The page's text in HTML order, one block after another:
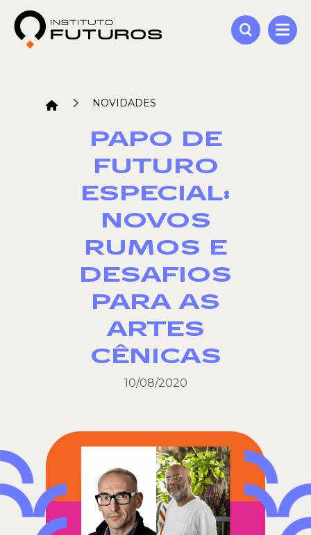
NOVIDADES
PAPO DE
FUTURO
ESPECIAL:
NOVOS
RUMOS E
DESAFIOS
PARA AS
ARTES
CÊNICAS
10/08/2020